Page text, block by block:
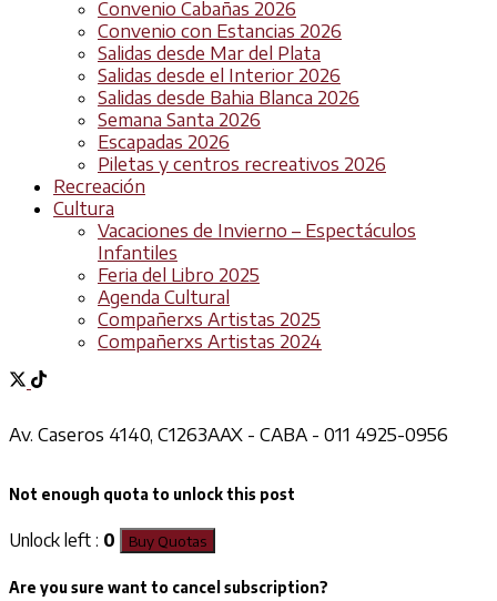
Convenio Cabañas 2026
Convenio con Estancias 2026
Salidas desde Mar del Plata
Salidas desde el Interior 2026
Salidas desde Bahia Blanca 2026
Semana Santa 2026
Escapadas 2026
Piletas y centros recreativos 2026
Recreación
Cultura
Vacaciones de Invierno – Espectáculos
Infantiles
Feria del Libro 2025
Agenda Cultural
Compañerxs Artistas 2025
Compañerxs Artistas 2024
Av. Caseros 4140, C1263AAX - CABA - 011 4925-0956
Not enough quota to unlock this post
Unlock left : 0 Buy Quotas
Are you sure want to cancel subscription?